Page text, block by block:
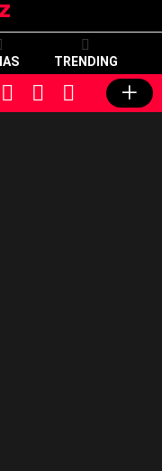
TRENDING
SWITCH
SKIN
CART LOGIN